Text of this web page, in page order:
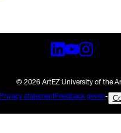
© 2026 ArtEZ University of the
Privacy statementFeedback geven-